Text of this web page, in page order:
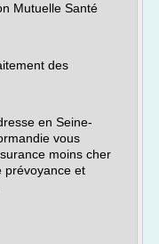
Mutuelle Santé
des
en Seine-
vous
moins cher
prévoyance et